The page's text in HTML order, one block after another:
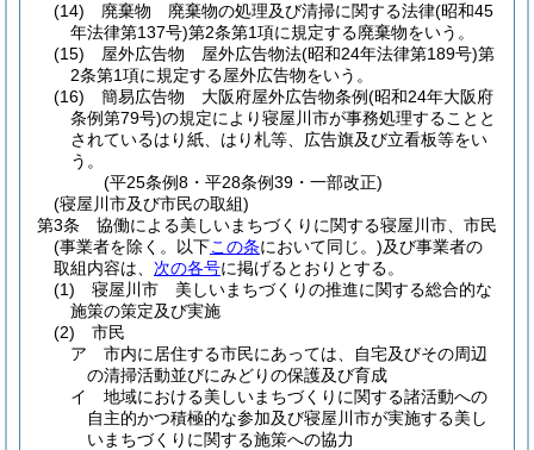
(14)
廃棄物 廃棄物の処理及び清掃に関する法律(昭和45
年法律第137号)第2条第1項に規定する廃棄物をいう。
(15)
屋外広告物 屋外広告物法(昭和24年法律第189号)第
2条第1項に規定する屋外広告物をいう。
(16)
簡易広告物 大阪府屋外広告物条例(昭和24年大阪府
条例第79号)の規定により寝屋川市が事務処理することと
されているはり紙、はり札等、広告旗及び立看板等をい
う。
(平25条例8・平28条例39・一部改正)
(寝屋川市及び市民の取組)
第3条
協働による美しいまちづくりに関する寝屋川市、市民
(事業者を除く。以下この条において同じ。)及び事業者の
取組内容は、 次の各号に掲げるとおりとする。
(1)
寝屋川市 美しいまちづくりの推進に関する総合的な
施策の策定及び実施
(2)
市民
ア
市内に居住する市民にあっては、自宅及びその周辺
の清掃活動並びにみどりの保護及び育成
イ
地域における美しいまちづくりに関する諸活動への
自主的かつ積極的な参加及び寝屋川市が実施する美し
いまちづくりに関する施策への協力